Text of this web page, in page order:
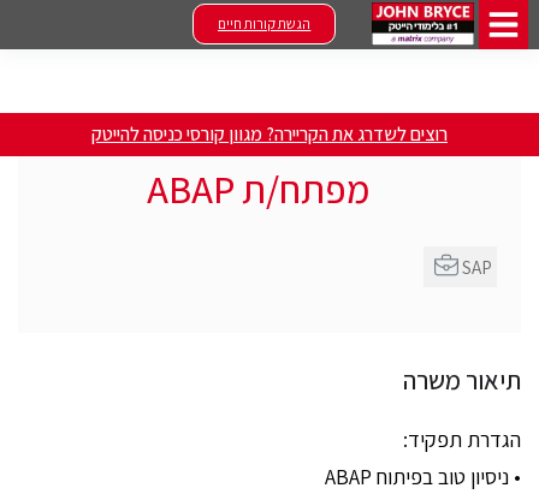
הגשת קורות חיים
רוצים לשדרג את הקריירה? מגוון קורסי כניסה להייטק
מפתח/ת ABAP
תיאור משרה
הגדרת תפקיד:
• ניסיון טוב בפיתוח ABAP